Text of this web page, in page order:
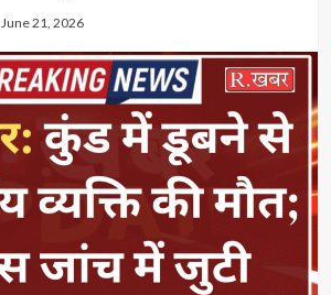
June 21, 2026